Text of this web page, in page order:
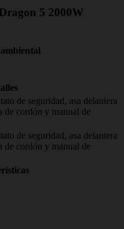
5 2000W
de seguridad, asa delantera
de cordón y manual de
de seguridad, asa delantera
de cordón y manual de